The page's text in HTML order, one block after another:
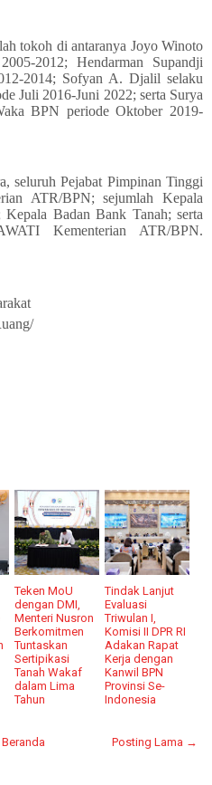
tokoh di antaranya Joyo Winoto
2012; Hendarman Supandji
2014; Sofyan A. Djalil selaku
Juli 2016-Juni 2022; serta Surya
BPN periode Oktober 2019-
seluruh Pejabat Pimpinan Tinggi
ATR/BPN; sejumlah Kepala
Badan Bank Tanah; serta
Kementerian ATR/BPN.
Teken MoU
dengan DMI,
Menteri Nusron
Berkomitmen
Tuntaskan
Sertipikasi
Tanah Wakaf
dalam Lima
Tahun
Tindak Lanjut
Evaluasi
Triwulan I,
Komisi II DPR RI
Adakan Rapat
Kerja dengan
Kanwil BPN
Provinsi Se-
Indonesia
Posting Lama →
Beranda